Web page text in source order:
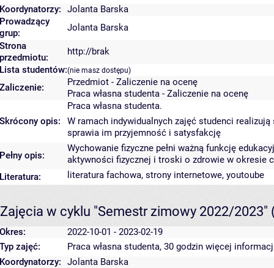
Koordynatorzy:
Jolanta Barska
Prowadzący
grup:
Jolanta Barska
Strona
przedmiotu:
http://brak
Lista studentów:(nie masz dostępu)
Zaliczenie:
Przedmiot - Zaliczenie na ocenę
Praca własna studenta - Zaliczenie na ocenę
Skrócony opis:
Praca własna studenta.
W ramach indywidualnych zajęć studenci
sprawia im przyjemność i satysfakcję
Pełny opis:
Wychowanie fizyczne pełni ważną funkcję
aktywności fizycznej i troski o zdrowie w okresie
Literatura:
literatura fachowa, strony internetowe, youtoube
Zajęcia w cyklu "Semestr zimowy 2022/2023"
Okres:
2022-10-01 - 2023-02-19
Typ zajęć:
Praca własna studenta, 30 godzin więcej
Koordynatorzy:
Jolanta Barska